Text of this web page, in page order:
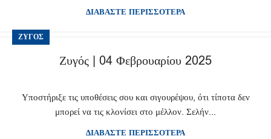
ΔΙΑΒΑΣΤΕ ΠΕΡΙΣΣΟΤΕΡΑ
ΖΥΓΌΣ
Ζυγός | 04 Φεβρουαρίου 2025
Υποστήριξε τις υποθέσεις σου και σιγουρέψου, ότι τίποτα δεν
μπορεί να τις κλονίσει στο μέλλον. Σελήν...
ΔΙΑΒΑΣΤΕ ΠΕΡΙΣΣΟΤΕΡΑ